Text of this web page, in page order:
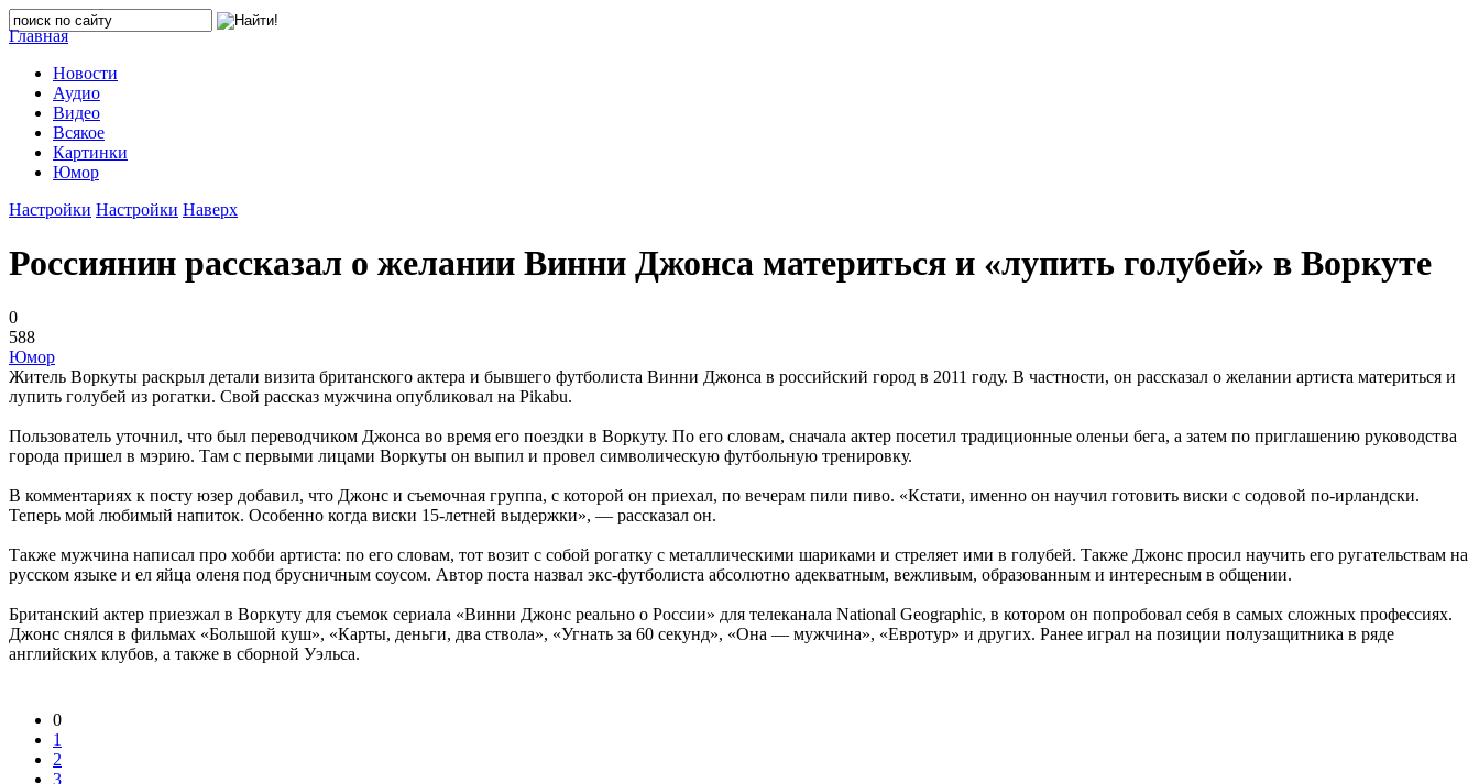
Главная
Новости
Аудио
Видео
Всякое
Картинки
Юмор
Настройки Настройки Наверх
Россиянин рассказал о желании Винни Джонса материться и «лупить голубей» в Воркуте
0
588
Юмор
Житель Воркуты раскрыл детали визита британского актера и бывшего футболиста Винни Джонса в российский город в 2011 году. В частности, он рассказал о желании артиста материться и
лупить голубей из рогатки. Свой рассказ мужчина опубликовал на Pikabu.
Пользователь уточнил, что был переводчиком Джонса во время его поездки в Воркуту. По его словам, сначала актер посетил традиционные оленьи бега, а затем по приглашению руководства
города пришел в мэрию. Там с первыми лицами Воркуты он выпил и провел символическую футбольную тренировку.
В комментариях к посту юзер добавил, что Джонс и съемочная группа, с которой он приехал, по вечерам пили пиво. «Кстати, именно он научил готовить виски с содовой по-ирландски.
Теперь мой любимый напиток. Особенно когда виски 15-летней выдержки», — рассказал он.
Также мужчина написал про хобби артиста: по его словам, тот возит с собой рогатку с металлическими шариками и стреляет ими в голубей. Также Джонс просил научить его ругательствам на
русском языке и ел яйца оленя под брусничным соусом. Автор поста назвал экс-футболиста абсолютно адекватным, вежливым, образованным и интересным в общении.
Британский актер приезжал в Воркуту для съемок сериала «Винни Джонс реально о России» для телеканала National Geographic, в котором он попробовал себя в самых сложных профессиях.
Джонс снялся в фильмах «Большой куш», «Карты, деньги, два ствола», «Угнать за 60 секунд», «Она — мужчина», «Евротур» и других. Ранее играл на позиции полузащитника в ряде
английских клубов, а также в сборной Уэльса.
0
1
2
3